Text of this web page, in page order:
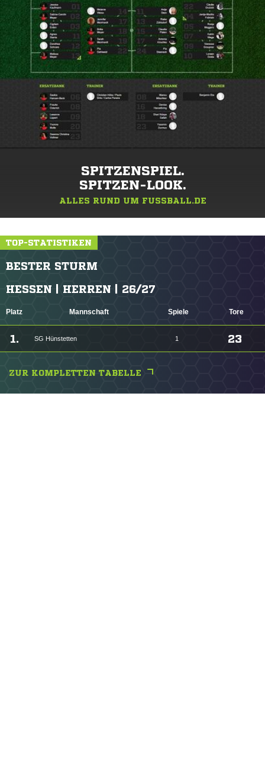
SPITZENSPIEL.
SPITZEN-LOOK.
ALLES RUND UM FUSSBALL.DE
TOP-STATISTIKEN
BESTER STURM
HESSEN | HERREN | 26/27
Platz Mannschaft Spiele Tore
1. SG Hünstetten 1 23
ZUR KOMPLETTEN TABELLE